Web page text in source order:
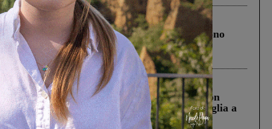
Cronaca 4 Agosto 2026
Un anno fa la strage in A1 in cui morirono
Gianni, Giulia e Franco. Lo schianto, il
processo, lo stop ai sorpassi fra tir....
Cronaca 3 Agosto 2026
Scomparso da una struttura di Castiglion
Fiorentino l’uomo che aveva ucciso la figlia a
Levane nel 2020